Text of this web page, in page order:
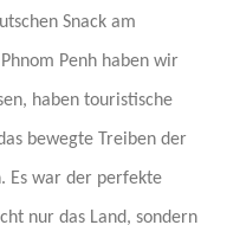
Snack am
Penh haben wir
haben touristische
bewegte Treiben der
Es war der perfekte
nur das Land, sondern